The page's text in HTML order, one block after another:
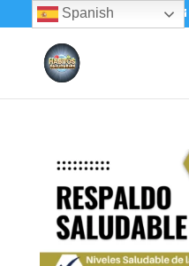
+(505) 8200-1450
Spanish